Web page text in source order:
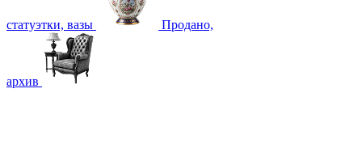
статуэтки, вазы Продано,
архив